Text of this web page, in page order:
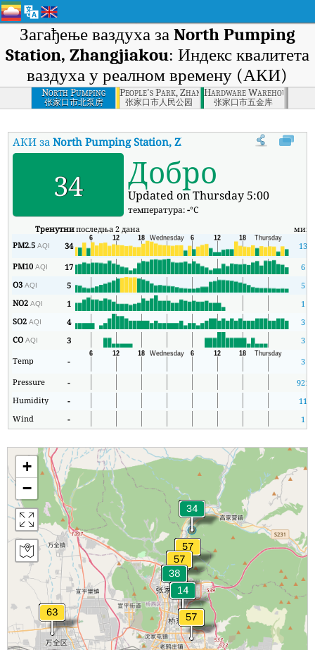
Загађење ваздуха за North Pumping
Station, Zhangjiakou: Индекс квалитета
ваздуха у реалном времену (АКИ)
North Pumping
Station,
Zhangjiakou
张家口市北泵房
People's Park, Zhangjiakou
张家口市人民公园
Hardware Warehouse,
张家口市五金库
АКИ заNorth Pumping Station, Zhangjiakou Индекс
34 Добро
Updated on Thursday 5:00
температура:-°C
Тренутнипоследња 2 дана мин
PM2.5AQI 34
13
PM10AQI 17
6
O3AQI 5
5
NO2AQI 1
1
SO2AQI 4
3
COAQI 3
3
Temp
-
3
Pressure
- 921
Humidity
-
11
Wind
- 1
+
−